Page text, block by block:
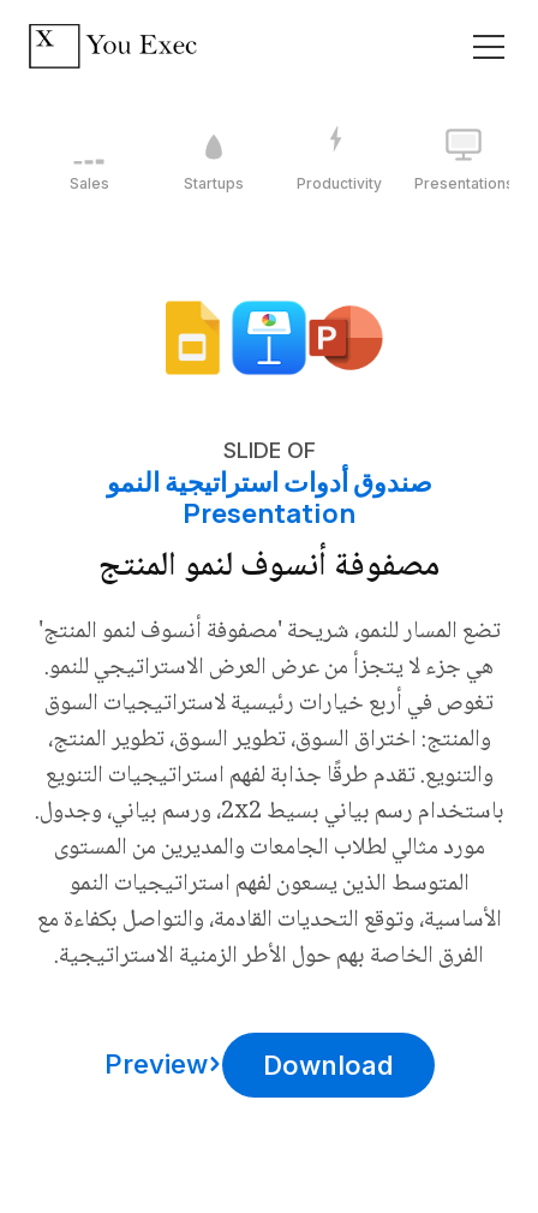
Sales Startups Productivity Presentations
SLIDE OF
صندوق أدوات استراتيجية النمو
Presentation
مصفوفة أنسوف لنمو المنتج
تضع المسار للنمو، شريحة 'مصفوفة أنسوف لنمو المنتج'
هي جزء لا يتجزأ من عرض العرض الاستراتيجي للنمو.
تغوص في أربع خيارات رئيسية لاستراتيجيات السوق
والمنتج: اختراق السوق، تطوير السوق، تطوير المنتج،
والتنويع. تقدم طرقًا جذابة لفهم استراتيجيات التنويع
باستخدام رسم بياني بسيط 2x2، ورسم بياني، وجدول.
مورد مثالي لطلاب الجامعات والمديرين من المستوى
المتوسط الذين يسعون لفهم استراتيجيات النمو
الأساسية، وتوقع التحديات القادمة، والتواصل بكفاءة مع
الفرق الخاصة بهم حول الأطر الزمنية الاستراتيجية.
Download
Preview